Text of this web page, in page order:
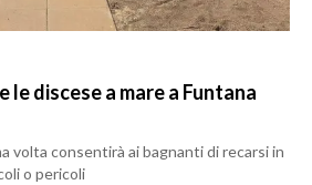
le discese a mare a Funtana
volta consentirà ai bagnanti di recarsi in
o pericoli